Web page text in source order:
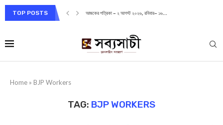
TOP POSTS আজকের পত্রিকা – ২ আগস্ট ২০২৬, রবিবার– ১৬...
Home » BJP Workers
TAG: BJP WORKERS